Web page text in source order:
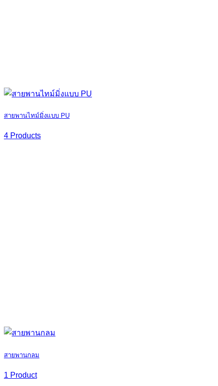
สายพานไทม์มิ่งแบบ PU
4 Products
สายพานกลม
1 Product